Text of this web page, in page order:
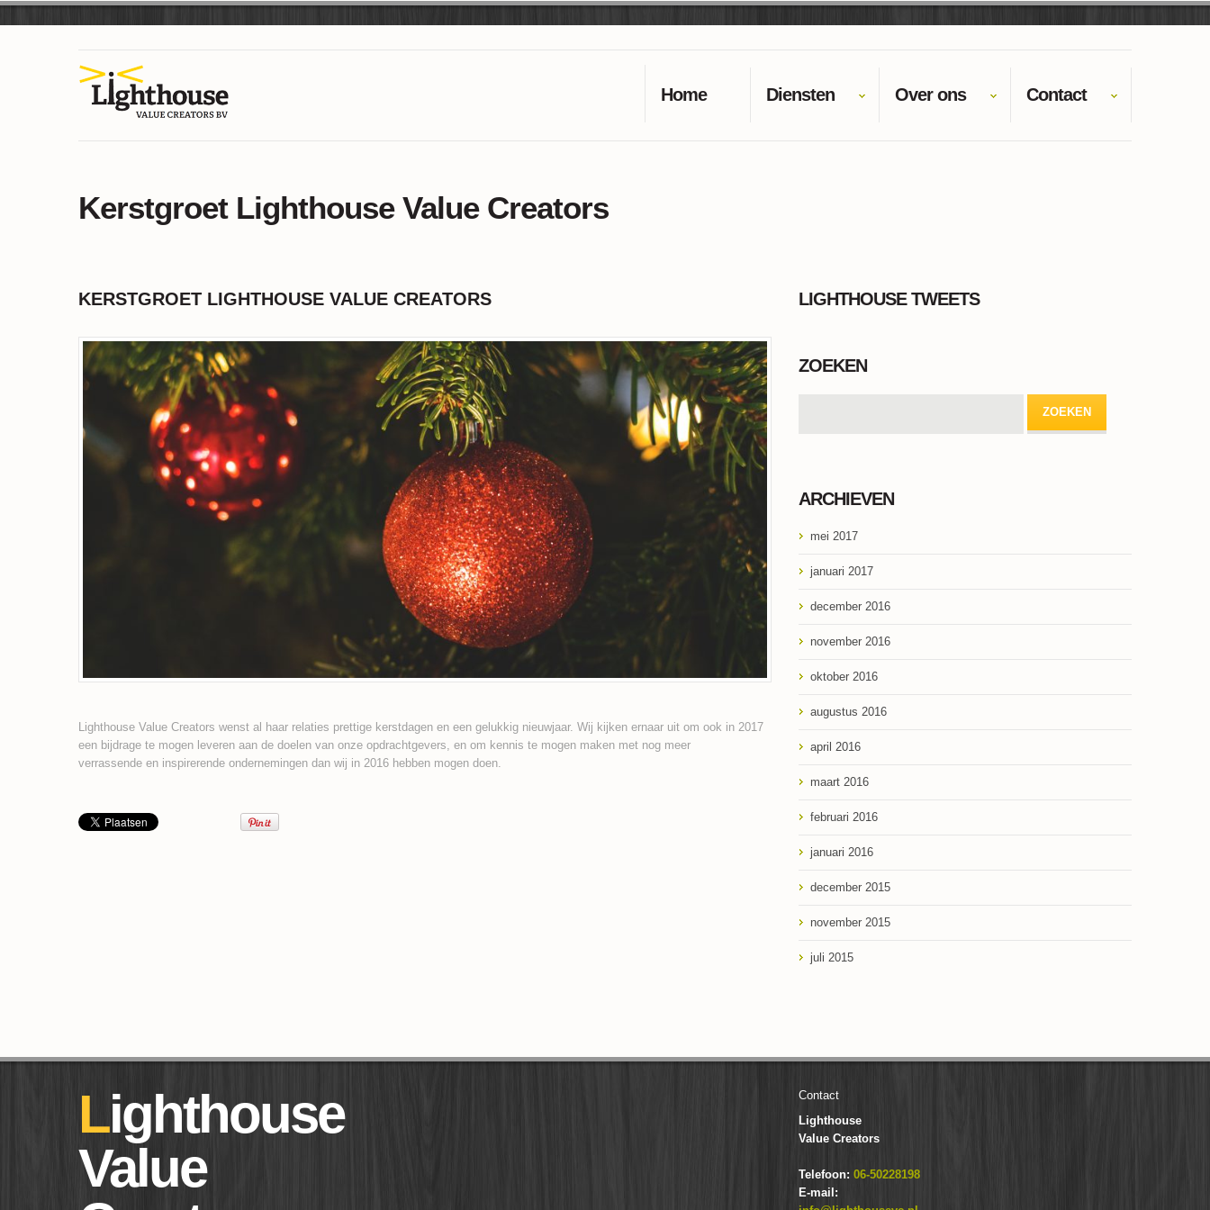
Home Diensten Over ons Contact
Kerstgroet Lighthouse Value Creators
KERSTGROET LIGHTHOUSE VALUE CREATORS
Lighthouse Value Creators wenst al haar relaties prettige kerstdagen en een gelukkig nieuwjaar. Wij kijken ernaar uit om ook in 2017
een bijdrage te mogen leveren aan de doelen van onze opdrachtgevers, en om kennis te mogen maken met nog meer
verrassende en inspirerende ondernemingen dan wij in 2016 hebben mogen doen.
LIGHTHOUSE TWEETS
ZOEKEN
ARCHIEVEN
mei 2017
januari 2017
december 2016
november 2016
oktober 2016
augustus 2016
april 2016
maart 2016
februari 2016
januari 2016
december 2015
november 2015
juli 2015
Lighthouse
Value
Contact
Lighthouse
Value Creators
Telefoon: 06-50228198
E-mail: